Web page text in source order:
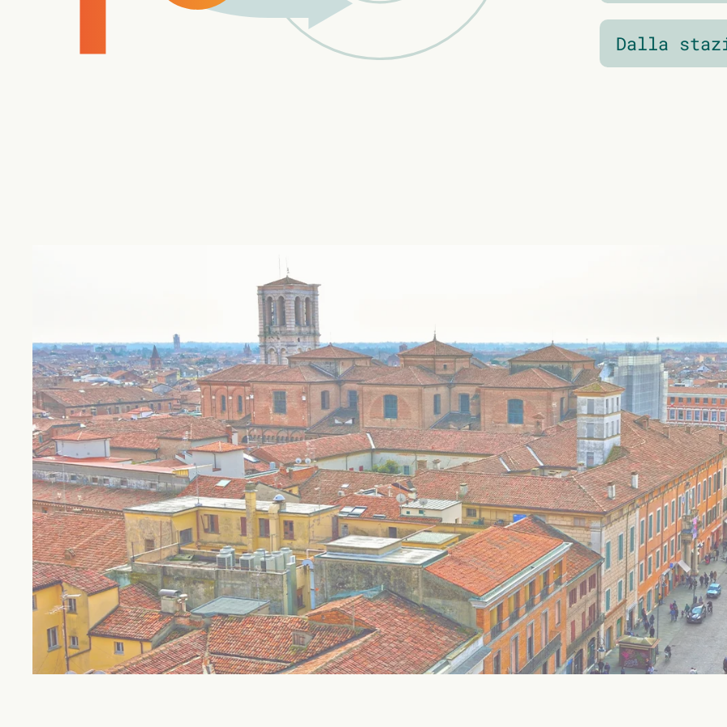
Dalla